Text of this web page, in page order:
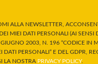
ALLA NEWSLETTER,
MIEI DATI PERSONALI (AI SENSI
2003, N. 196 “CODICE IN
DATI PERSONALI” E DEL GDPR,
LA NOSTRA PRIVACY POLICY.